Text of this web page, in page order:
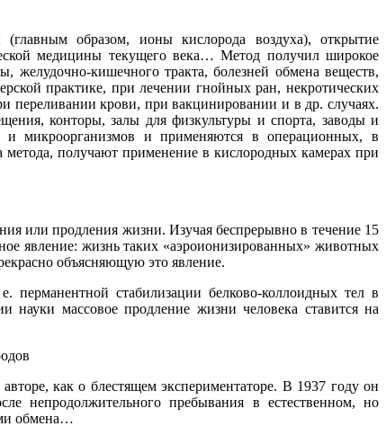
образом, ионы кислорода воздуха), открытие
медицины текущего века… Метод получил широкое
желудочно-кишечного тракта, болезней обмена веществ,
практике, при лечении гнойных ран, некротических
крови, при вакцинировании и в др. случаях.
конторы, залы для физкультуры и спорта, заводы и
микроорганизмов и применяются в операционных, в
получают применение в кислородных камерах при
или продления жизни. Изучая беспрерывно в течение 15
явление: жизнь таких «аэроионизированных» животных
объясняющую это явление.
перманентной стабилизации белково-коллоидных тел в
науки массовое продление жизни человека ставится на
как о блестящем экспериментаторе. В 1937 году он
непродолжительного пребывания в естественном, но
обмена…